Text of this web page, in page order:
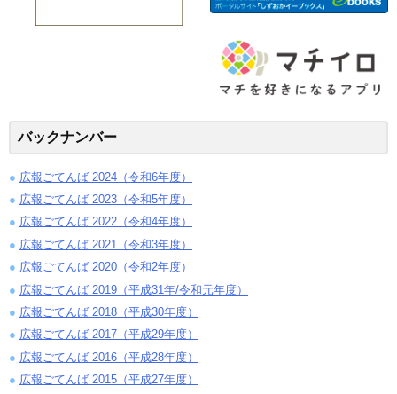
バックナンバー
広報ごてんば 2024（令和6年度）
広報ごてんば 2023（令和5年度）
広報ごてんば 2022（令和4年度）
広報ごてんば 2021（令和3年度）
広報ごてんば 2020（令和2年度）
広報ごてんば 2019（平成31年/令和元年度）
広報ごてんば 2018（平成30年度）
広報ごてんば 2017（平成29年度）
広報ごてんば 2016（平成28年度）
広報ごてんば 2015（平成27年度）